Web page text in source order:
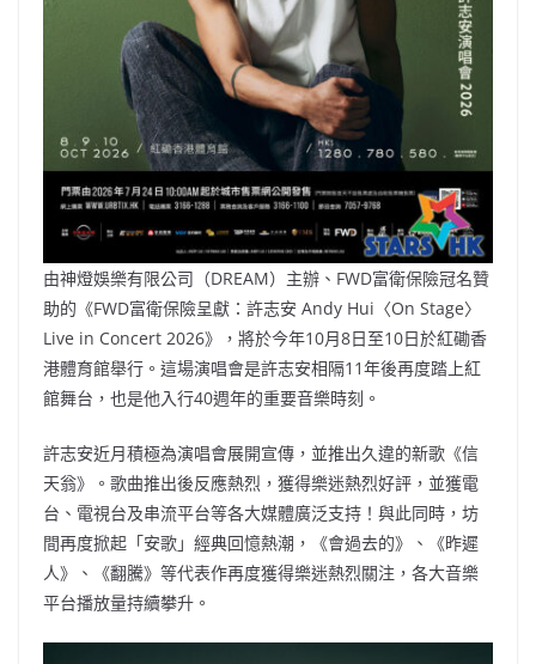
由神燈娛樂有限公司（DREAM）主辦、FWD富衛保險冠名贊
助的《FWD富衛保險呈獻：許志安 Andy Hui〈On Stage〉
Live in Concert 2026》，將於今年10月8日至10日於紅磡香
港體育館舉行。這場演唱會是許志安相隔11年後再度踏上紅
館舞台，也是他入行40週年的重要音樂時刻。
許志安近月積極為演唱會展開宣傳，並推出久違的新歌《信
天翁》。歌曲推出後反應熱烈，獲得樂迷熱烈好評，並獲電
台、電視台及串流平台等各大媒體廣泛支持！與此同時，坊
間再度掀起「安歌」經典回憶熱潮，《會過去的》、《昨遲
人》、《翻騰》等代表作再度獲得樂迷熱烈關注，各大音樂
平台播放量持續攀升。